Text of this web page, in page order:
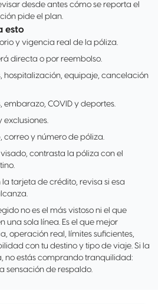
desde antes cómo se reporta el
pide el plan.
esto
y vigencia real de la póliza.
directa o por reembolso.
hospitalización, equipaje, cancelación
embarazo, COVID y deportes.
exclusiones.
correo y número de póliza.
contrasta la póliza con el
tarjeta de crédito, revisa si esa
no es el más vistoso ni el que
una sola línea. Es el que mejor
operación real, límites suficientes,
con tu destino y tipo de viaje. Si la
no estás comprando tranquilidad:
sensación de respaldo.